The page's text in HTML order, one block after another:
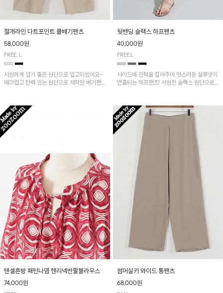
절개라인 다트포인트 쿨배기팬츠
58,000원
FREE, L
시원하게 입기 좋은 원단으로 입고되었어요~
매끄럽고 탄력 있는 원단으로 제작된 배기팬츠
뒷밴딩 슬랙스 하프팬츠
40,000원
FREE,L
사이드에 핀턱을 잡아주어 멋스러운 실루엣이
연출되는 하프팬츠! 시원한 슬랙스 원단으로
텐셀혼방 패턴나염 헨리넥반팔블라우스
74,000원
썸머실키 와이드 통팬츠
68,000원